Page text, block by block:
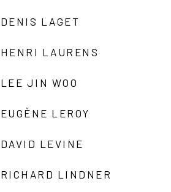
DENIS LAGET
HENRI LAURENS
LEE JIN WOO
EUGÈNE LEROY
DAVID LEVINE
RICHARD LINDNER